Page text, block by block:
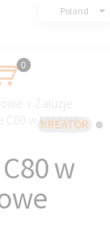
KREATOR
Poland
0
› Żaluzje
C80 w kasecie
w